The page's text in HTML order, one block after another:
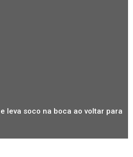
leva soco na boca ao voltar para